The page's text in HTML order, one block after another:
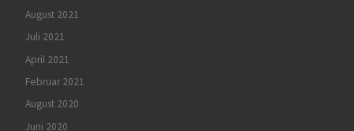
August 2021
Juli 2021
April 2021
Februar 2021
August 2020
Juni 2020